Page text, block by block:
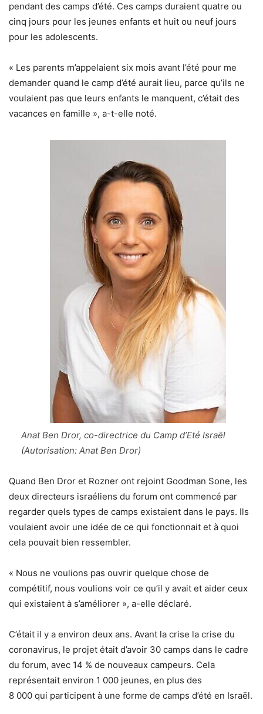
pendant des camps d’été. Ces camps duraient quatre ou
cinq jours pour les jeunes enfants et huit ou neuf jours
pour les adolescents.
« Les parents m’appelaient six mois avant l’été pour me
demander quand le camp d’été aurait lieu, parce qu’ils ne
voulaient pas que leurs enfants le manquent, c’était des
vacances en famille », a-t-elle noté.
Anat Ben Dror, co-directrice du Camp d’Eté Israël
(Autorisation: Anat Ben Dror)
Quand Ben Dror et Rozner ont rejoint Goodman Sone, les
deux directeurs israéliens du forum ont commencé par
regarder quels types de camps existaient dans le pays. Ils
voulaient avoir une idée de ce qui fonctionnait et à quoi
cela pouvait bien ressembler.
« Nous ne voulions pas ouvrir quelque chose de
compétitif, nous voulions voir ce qu’il y avait et aider ceux
qui existaient à s’améliorer », a-elle déclaré.
C’était il y a environ deux ans. Avant la crise la crise du
coronavirus, le projet était d’avoir 30 camps dans le cadre
du forum, avec 14 % de nouveaux campeurs. Cela
représentait environ 1 000 jeunes, en plus des
8 000 qui participent à une forme de camps d’été en Israël.